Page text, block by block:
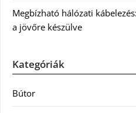
Megbízható hálózati
a jövőre készülve
Kategóriák
Bútor